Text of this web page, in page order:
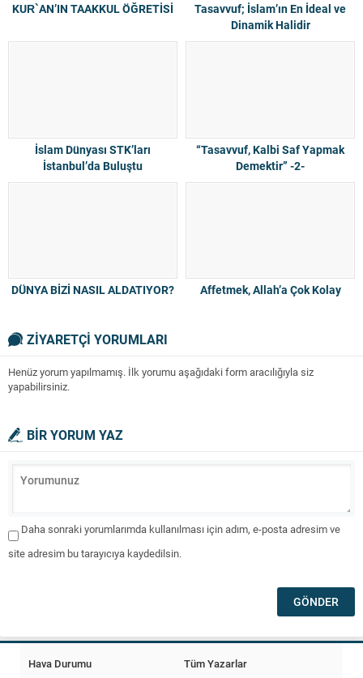
KUR`AN’IN TAAKKUL ÖĞRETİSİ
Tasavvuf; İslam’ın En İdeal ve
Dinamik Halidir
İslam Dünyası STK’ları
İstanbul’da Buluştu
“Tasavvuf, Kalbi Saf Yapmak
Demektir” -2-
DÜNYA BİZİ NASIL ALDATIYOR? Affetmek, Allah’a Çok Kolay
ZİYARETÇİ YORUMLARI
Henüz yorum yapılmamış. İlk yorumu aşağıdaki form aracılığıyla siz
yapabilirsiniz.
BİR YORUM YAZ
Daha sonraki yorumlarımda kullanılması için adım, e-posta adresim ve
site adresim bu tarayıcıya kaydedilsin.
Hava Durumu Tüm Yazarlar